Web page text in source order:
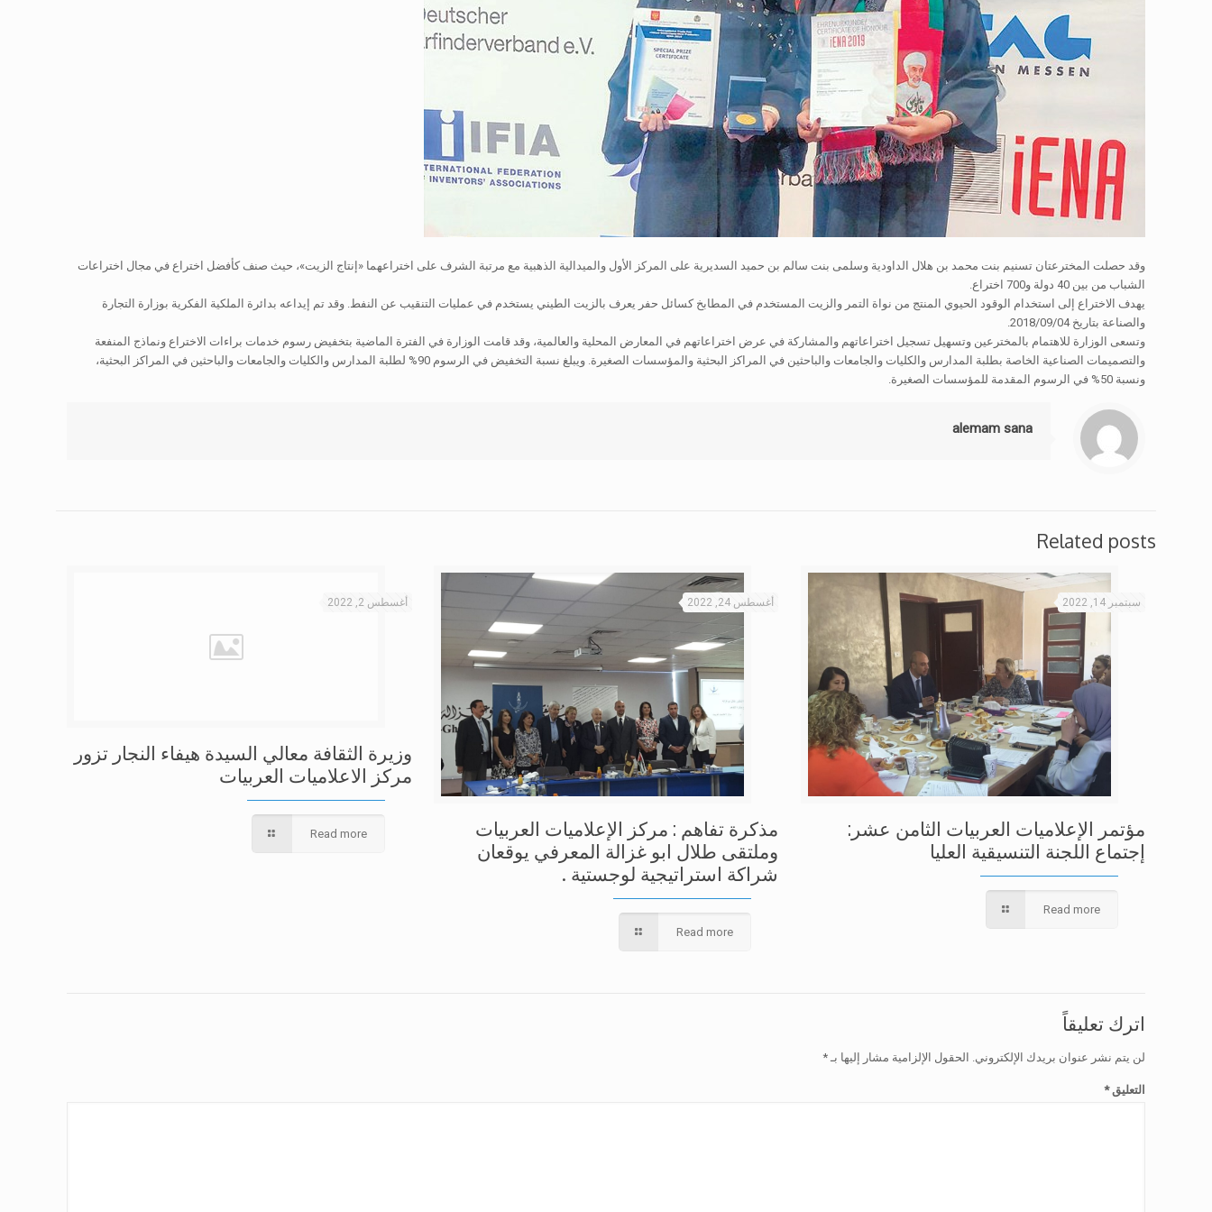
وقد حصلت المخترعتان تسنيم بنت محمد بن هلال الداودية وسلمى بنت سالم بن حميد السديرية على المركز الأول والميدالية الذهبية مع مرتبة الشرف على اختراعهما «إنتاج الزيت»، حيث صنف كأفضل اختراع في مجال اختراعات
الشباب من بين 40 دولة و700 اختراع.
يهدف الاختراع إلى استخدام الوقود الحيوي المنتج من نواة التمر والزيت المستخدم في المطابخ كسائل حفر يعرف بالزيت الطيني يستخدم في عمليات التنقيب عن النفط. وقد تم إيداعه بدائرة الملكية الفكرية بوزارة التجارة
والصناعة بتاريخ 04/‏‏‏‏09/‏‏‏‏2018.
وتسعى الوزارة للاهتمام بالمخترعين وتسهيل تسجيل اختراعاتهم والمشاركة في عرض اختراعاتهم في المعارض المحلية والعالمية، وقد قامت الوزارة في الفترة الماضية بتخفيض رسوم خدمات براءات الاختراع ونماذج المنفعة
والتصميمات الصناعية الخاصة بطلبة المدارس والكليات والجامعات والباحثين في المراكز البحثية والمؤسسات الصغيرة. ويبلغ نسبة التخفيض في الرسوم 90% لطلبة المدارس والكليات والجامعات والباحثين في المراكز البحثية،
ونسبة 50% في الرسوم المقدمة للمؤسسات الصغيرة.
alemam sana
Related posts
سبتمبر 14, 2022
مؤتمر الإعلاميات العربيات الثامن عشر:
إجتماع اللجنة التنسيقية العليا
Read more
أغسطس 24, 2022
مذكرة تفاهم : مركز الإعلاميات العربيات
وملتقى طلال ابو غزالة المعرفي يوقعان
شراكة استراتيجية لوجستية .
Read more
أغسطس 2, 2022
وزيرة الثقافة معالي السيدة هيفاء النجار تزور
مركز الاعلاميات العربيات
Read more
اترك تعليقاً
لن يتم نشر عنوان بريدك الإلكتروني. الحقول الإلزامية مشار إليها بـ*
التعليق*